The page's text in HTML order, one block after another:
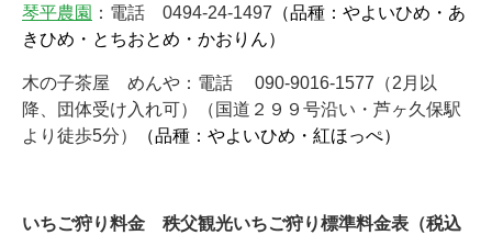
琴平農園 ：電話 0494-24-1497 （品種：やよいひめ・あ
きひめ・とちおとめ・かおりん）
木の子茶屋 めんや：電話 090-9016-1577（2月以
降、団体受け入れ可）（国道２９９号沿い・芦ヶ久保駅
より徒歩5分）
（品種：やよいひめ・紅ほっぺ）
いちご狩り料金 秩父観光いちご狩り標準料金表（税込